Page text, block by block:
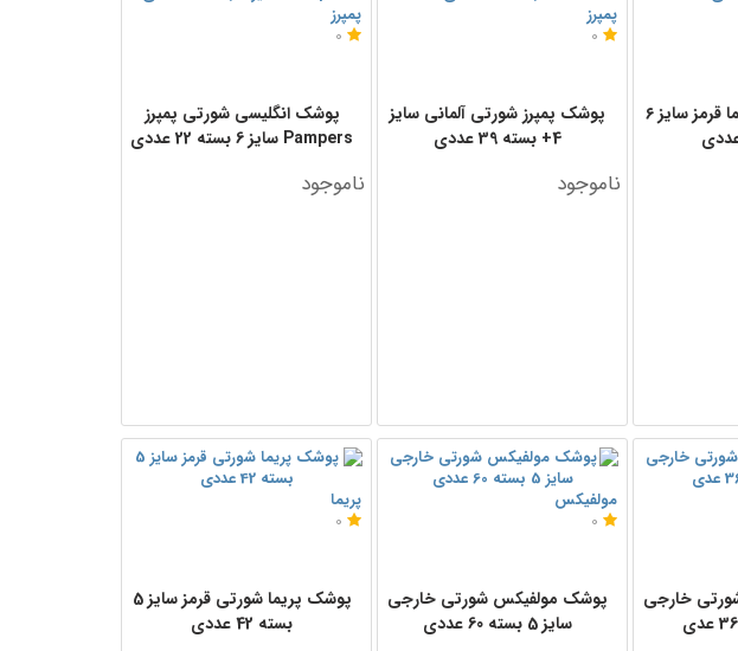
پمپرز
0
پوشک انگلیسی شورتی پمپرز
Pampers سایز 6 بسته 22 عددی
ناموجود
پمپرز
0
پوشک پمپرز شورتی آلمانی سایز
4+ بسته 39 عددی
ناموجود
پوشک شورتی پریما قرمز سایز ٦
پریما
0
پوشک پریما شورتی قرمز سایز 5
بسته 42 عددی
مولفیکس
0
پوشک مولفیکس شورتی خارجی
سایز 5 بسته 60 عددی
خارجی